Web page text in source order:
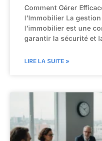
Comment Gérer
l’Immobilier La
l’immobilier est une
garantir la sécurité et
LIRE LA SUITE »